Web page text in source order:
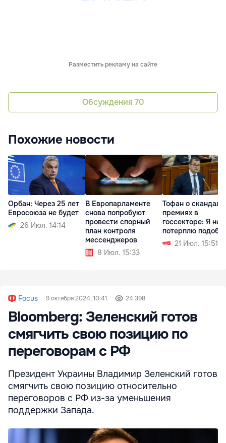
Разместить рекламу на сайте
Обсуждения 70
Похожие новости
Орбан: Через 25 лет
Евросоюза не будет
26 Июл. 14:14
В Европарламенте
снова попробуют
провести спорный
план контроля
мессенджеров
8 Июл. 15:33
Тофан о
премиях в
госсекторе: Я не
потерплю
21 Июл. 15:51
Focus 9 октября 2024, 10:41 24 398
Bloomberg: Зеленский готов
смягчить свою позицию по
переговорам с РФ
Президент Украины Владимир Зеленский готов
смягчить свою позицию относительно
переговоров с РФ из-за уменьшения
поддержки Запада.